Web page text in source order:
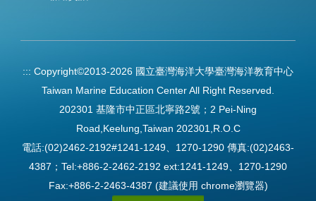
::: Copyright©2013-2026 國立臺灣海洋大學臺灣海洋教育中心
Taiwan Marine Education Center All Right Reserved.
202301 基隆市中正區北寧路2號；2 Pei-Ning
Road,Keelung,Taiwan 202301,R.O.C
電話:(02)2462-2192#1241-1249、1270-1290 傳真:(02)2463-
4387；Tel:+886-2-2462-2192 ext:1241-1249、1270-1290
Fax:+886-2-2463-4387 (建議使用 chrome瀏覽器)